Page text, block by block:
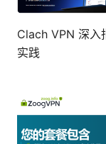
Clach VPN 深入
实践